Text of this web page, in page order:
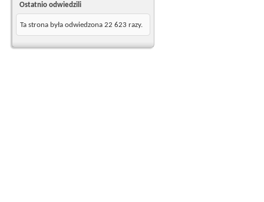
Ostatnio odwiedzili
Ta strona była odwiedzona 22 623 razy.